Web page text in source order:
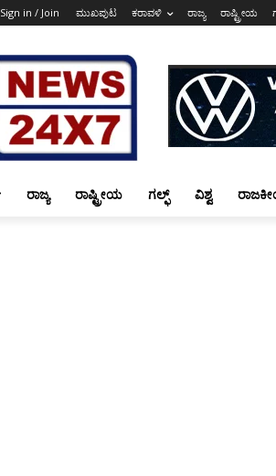
Sign in / Join ಮುಖಪುಟ ಕರಾವಳಿ ರಾಜ್ಯ ರಾಷ್ಟ್ರೀಯ
ರಾಜ್ಯ ರಾಷ್ಟ್ರೀಯ ಗಲ್ಫ್ ವಿಶ್ವ